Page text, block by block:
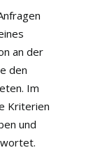
an der
den
Im
Kriterien
und